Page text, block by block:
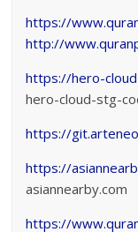
https://
http://
https://hero-
hero-cloud-stg-
https://
https://
asiannearby.com
https://